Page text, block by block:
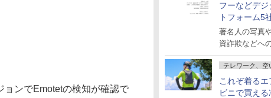
フーなどデジ
トフォーム5
し詐欺広告
著名人の写真
資詐欺などへ
テレワーク、空
これぞ着る
ビニで買える
ンでEmotetの検知が確認で